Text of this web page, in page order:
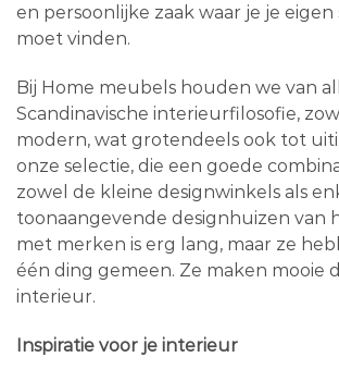
en persoonlijke zaak waar je je eigen
moet vinden.
Bij Home meubels houden we van
Scandinavische interieurfilosofie,
modern, wat grotendeels ook tot
onze selectie, die een goede
zowel de kleine designwinkels als
toonaangevende designhuizen van
met merken is erg lang, maar ze
één ding gemeen. Ze maken mooie
interieur.
Inspiratie voor je interieur